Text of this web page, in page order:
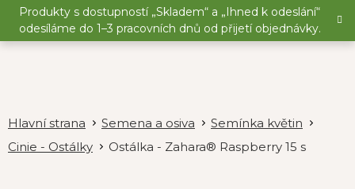
Přejít
obsah
Produkty s dostupností „Skladem“ a „Ihned k odeslání“
odesíláme do 1–3 pracovních dnů od přijetí objednávky.
Semena a osiva
Semínka květin
Cinie - Ostálky
Ostálka - Zahara® Raspberry 15 s